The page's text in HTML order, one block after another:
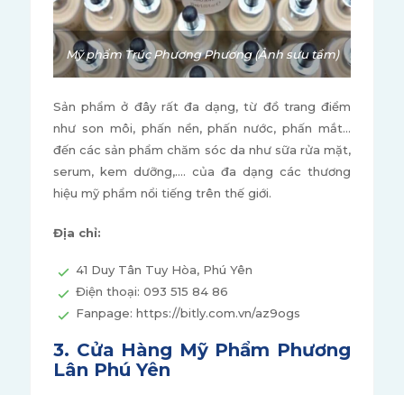
Mỹ phẩm Trúc Phương Phương (Ảnh sưu tầm)
Sản phẩm ở đây rất đa dạng, từ đồ trang điểm
như son môi, phấn nền, phấn nước, phấn mắt...
đến các sản phẩm chăm sóc da như sữa rửa mặt,
serum, kem dưỡng,.... của đa dạng các thương
hiệu mỹ phẩm nổi tiếng trên thế giới.
Địa chỉ:
41 Duy Tân Tuy Hòa, Phú Yên
Điện thoại: 093 515 84 86
Fanpage: https://bitly.com.vn/az9ogs
3. Cửa Hàng Mỹ Phẩm Phương
Lân Phú Yên